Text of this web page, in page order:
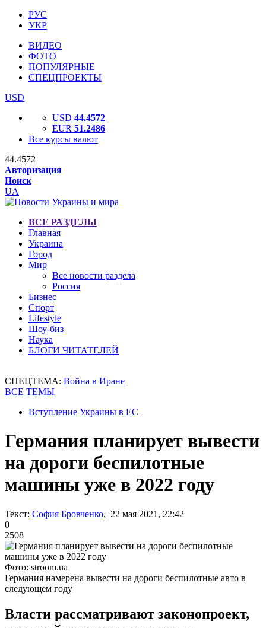
РУС
УКР
ВИДЕО
ФОТО
ПОПУЛЯРНЫЕ
СПЕЦПРОЕКТЫ
USD
USD 44.4572
EUR 51.2486
Все курсы валют
44.4572
Авторизация
Поиск
UA
ВСЕ РАЗДЕЛЫ
Главная
Украина
Город
Мир
Все новости раздела
Россия
Бизнес
Спорт
Lifestyle
Шоу-биз
Наука
БЛОГИ ЧИТАТЕЛЕЙ
СПЕЦТЕМА: Война в Иране
ВСЕ ТЕМЫ
Вступление Украины в ЕС
Германия планирует вывести
на дороги беспилотные
машины уже в 2022 году
Текст: София Бровченко, 22 мая 2021, 22:42
0
2508
Фото: stroom.ua
Германия намерена вывести на дороги беспилотные авто в
следующем году
Власти рассматривают законопроект,